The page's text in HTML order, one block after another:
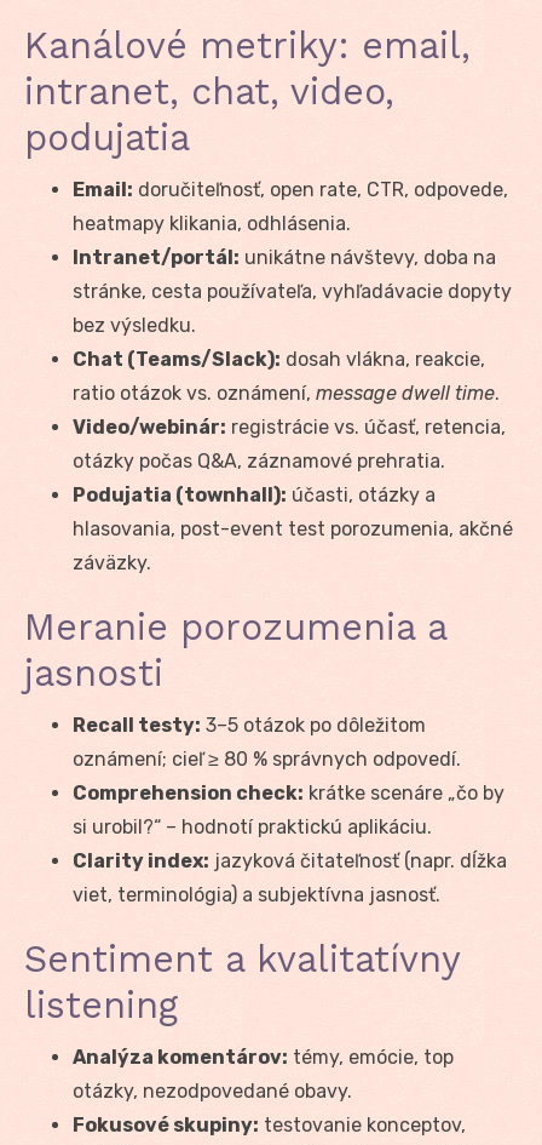
Kanálové metriky: email,
intranet, chat, video,
podujatia
Email: doručiteľnosť, open rate, CTR, odpovede,
heatmapy klikania, odhlásenia.
Intranet/portál: unikátne návštevy, doba na
stránke, cesta používateľa, vyhľadávacie dopyty
bez výsledku.
Chat (Teams/Slack): dosah vlákna, reakcie,
ratio otázok vs. oznámení, message dwell time.
Video/webinár: registrácie vs. účasť, retencia,
otázky počas Q&A, záznamové prehratia.
Podujatia (townhall): účasti, otázky a
hlasovania, post-event test porozumenia, akčné
záväzky.
Meranie porozumenia a
jasnosti
Recall testy: 3–5 otázok po dôležitom
oznámení; cieľ ≥ 80 % správnych odpovedí.
Comprehension check: krátke scenáre „čo by
si urobil?“ – hodnotí praktickú aplikáciu.
Clarity index: jazyková čitateľnosť (napr. dĺžka
viet, terminológia) a subjektívna jasnosť.
Sentiment a kvalitatívny
listening
Analýza komentárov: témy, emócie, top
otázky, nezodpovedané obavy.
Fokusové skupiny: testovanie konceptov,